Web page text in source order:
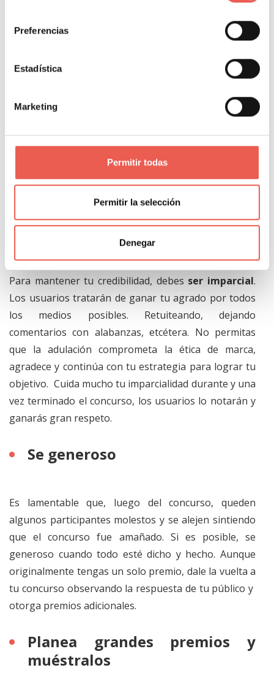
Preferencias
Estadística
Marketing
Permitir todas
Permitir la selección
Denegar
Aclara los derechos de autoría por participación
(por ejemplo, si se trata de un concurso de
otorga el derecho de usar la foto en tu
Define y explica el método para seleccionar al
En los concursos de Twitter es mejor tener toda la
información en tu web.
Siempre imparcial
Para mantener tu credibilidad, debes ser imparcial.
Los usuarios tratarán de ganar tu agrado por todos
los medios posibles. Retuiteando, dejando
comentarios con alabanzas, etcétera. No permitas
que la adulación comprometa la ética de marca,
agradece y continúa con tu estrategia para lograr tu
objetivo. Cuida mucho tu imparcialidad durante y una
vez terminado el concurso, los usuarios lo notarán y
ganarás gran respeto.
Se generoso
Es lamentable que, luego del concurso, queden
algunos participantes molestos y se alejen sintiendo
que el concurso fue amañado. Si es posible, se
generoso cuando todo esté dicho y hecho. Aunque
originalmente tengas un solo premio, dale la vuelta a
tu concurso observando la respuesta de tu público y
otorga premios adicionales.
Planea grandes premios y
muéstralos